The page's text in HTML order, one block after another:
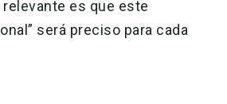
es que este
será preciso para cada